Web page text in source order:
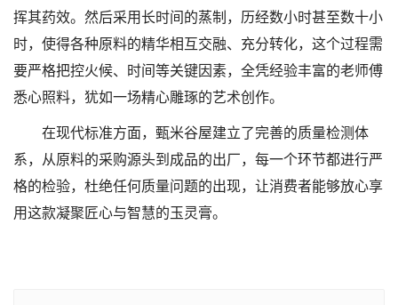
挥其药效。然后采用长时间的蒸制，历经数小时甚至数十小
时，使得各种原料的精华相互交融、充分转化，这个过程需
要严格把控火候、时间等关键因素，全凭经验丰富的老师傅
悉心照料，犹如一场精心雕琢的艺术创作。
在现代标准方面，甄米谷屋建立了完善的质量检测体
系，从原料的采购源头到成品的出厂，每一个环节都进行严
格的检验，杜绝任何质量问题的出现，让消费者能够放心享
用这款凝聚匠心与智慧的玉灵膏。